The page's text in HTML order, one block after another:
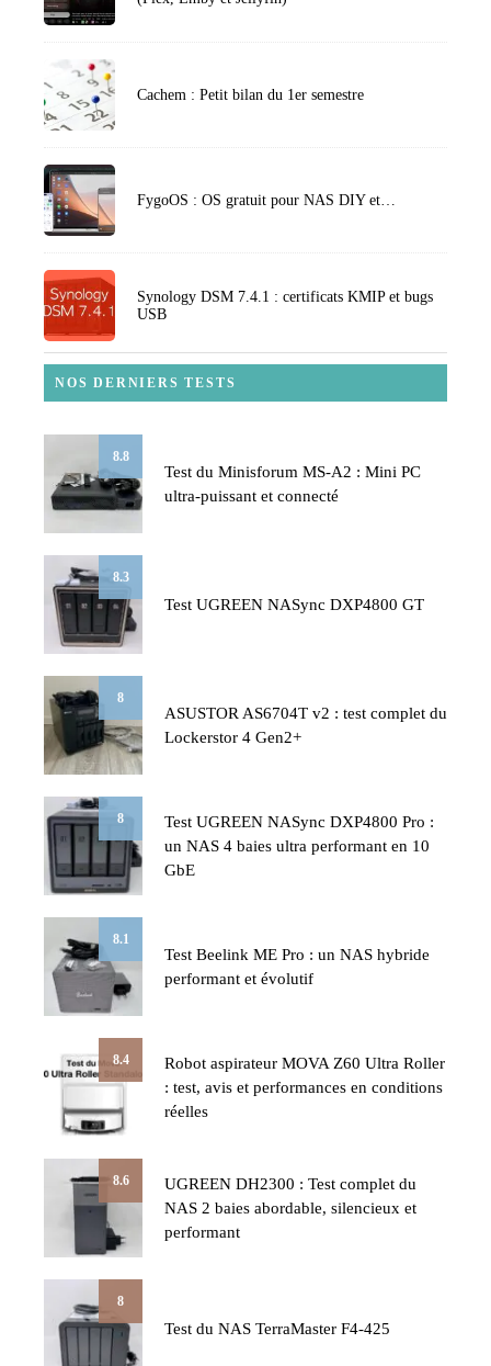
Cachem : Petit bilan du 1er semestre
FygoOS : OS gratuit pour NAS DIY et…
Synology DSM 7.4.1 : certificats KMIP et bugs
USB
NOS DERNIERS TESTS
8.8
Test du Minisforum MS-A2 : Mini PC
ultra-puissant et connecté
8.3
Test UGREEN NASync DXP4800 GT
8
ASUSTOR AS6704T v2 : test complet du
Lockerstor 4 Gen2+
8
Test UGREEN NASync DXP4800 Pro :
un NAS 4 baies ultra performant en 10
GbE
8.1
Test Beelink ME Pro : un NAS hybride
performant et évolutif
8.4
Robot aspirateur MOVA Z60 Ultra Roller
: test, avis et performances en conditions
réelles
8.6
UGREEN DH2300 : Test complet du
NAS 2 baies abordable, silencieux et
performant
8
Test du NAS TerraMaster F4-425